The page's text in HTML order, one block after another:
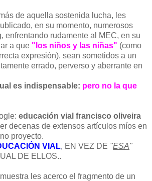
de aquella sostenida lucha, les
en su momento, numerosos
enfrentando rudamente al MEC, en su
a que "los niños y las niñas" (como
expresión), sean sometidos a un
errado, perverso y aberrante en
es indispensable: pero no la que
educación vial francisco oliveira
decenas de extensos artículos míos en
proyecto.
VIAL, EN VEZ DE "ESA"
DE ELLOS..
les acerco el fragmento de un